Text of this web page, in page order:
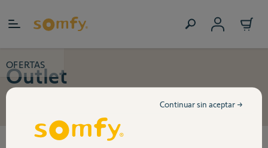
OFERTAS
Outlet
Continuar sin aceptar →